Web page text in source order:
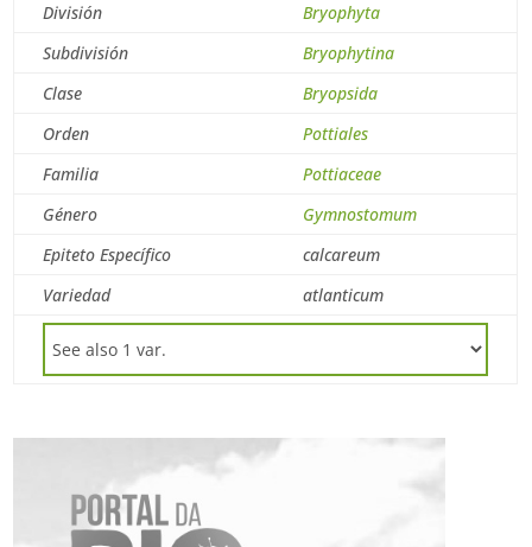
División
Bryophyta
Subdivisión
Bryophytina
Clase
Bryopsida
Orden
Pottiales
Familia
Pottiaceae
Género
Gymnostomum
Epiteto Específico
calcareum
Variedad
atlanticum